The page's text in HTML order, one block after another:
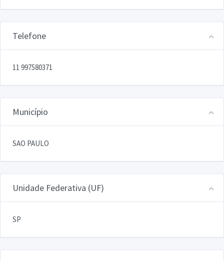
Telefone
11 997580371
Município
SAO PAULO
Unidade Federativa (UF)
SP